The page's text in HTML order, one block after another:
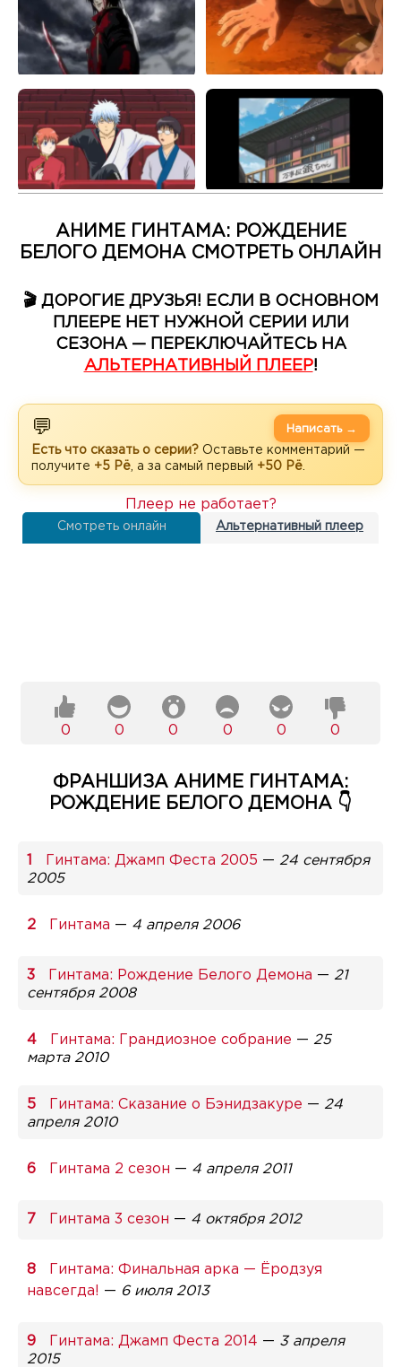
АНИМЕ ГИНТАМА: РОЖДЕНИЕ
БЕЛОГО ДЕМОНА СМОТРЕТЬ ОНЛАЙН
🎬 ДОРОГИЕ ДРУЗЬЯ! ЕСЛИ В ОСНОВНОМ
ПЛЕЕРЕ НЕТ НУЖНОЙ СЕРИИ ИЛИ
СЕЗОНА — ПЕРЕКЛЮЧАЙТЕСЬ НА
АЛЬТЕРНАТИВНЫЙ ПЛЕЕР!
💬
Есть что сказать о серии? Оставьте комментарий —
получите +5 Рё , а за самый первый +50 Рё
Написать →
Смотреть онлайн Альтернативный плеер
Плеер не работает?
0 0 0 0 0 0
ФРАНШИЗА АНИМЕ ГИНТАМА:
РОЖДЕНИЕ БЕЛОГО ДЕМОНА 👇
Гинтама: Джамп Феста 2005 — 24 сентября
2005
Гинтама — 4 апреля 2006
Гинтама: Рождение Белого Демона — 21
сентября 2008
Гинтама: Грандиозное собрание — 25
марта 2010
Гинтама: Сказание о Бэнидзакуре — 24
апреля 2010
Гинтама 2 сезон — 4 апреля 2011
Гинтама 3 сезон — 4 октября 2012
Гинтама: Финальная арка — Ёродзуя
навсегда! — 6 июля 2013
Гинтама: Джамп Феста 2014 — 3 апреля
2015